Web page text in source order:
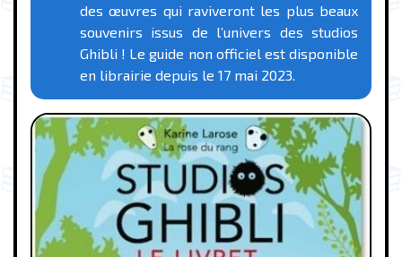
des œuvres qui raviveront les plus beaux
souvenirs issus de l’univers des studios
Ghibli ! Le guide non officiel est disponible
en librairie depuis le 17 mai 2023.